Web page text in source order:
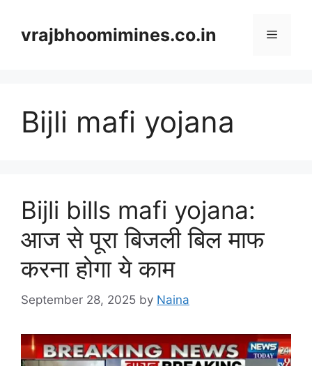
contentvrajbhoomimines.co.in Menu
Bijli mafi yojana
Bijli bills mafi yojana:
आज से पूरा बिजली बिल माफ
करना होगा ये काम
September 28, 2025 by Naina